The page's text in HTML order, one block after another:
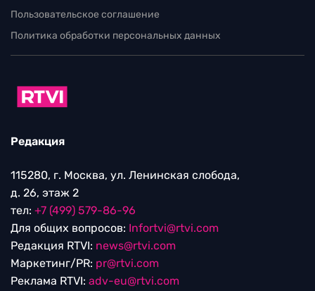
Пользовательское соглашение
Политика обработки персональных данных
Редакция
115280, г. Москва, ул. Ленинская слобода,
д. 26, этаж 2
тел: +7 (499) 579-86-96
Для общих вопросов: Infortvi@rtvi.com
Редакция RTVI: news@rtvi.com
Маркетинг/PR: pr@rtvi.com
Реклама RTVI: adv-eu@rtvi.com